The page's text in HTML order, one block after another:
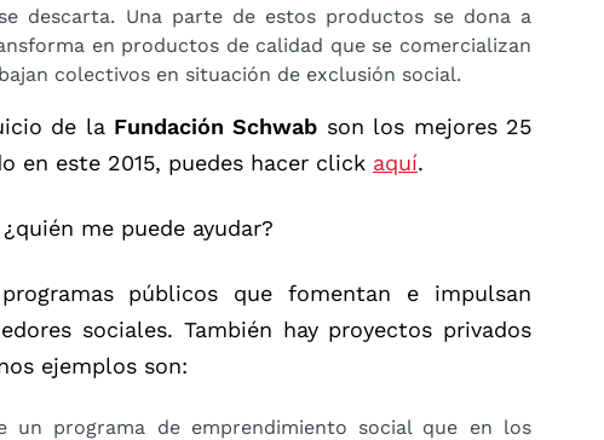
descarta. Una parte de estos productos se dona a
en productos de calidad que se comercializan
colectivos en situación de exclusión social.
de la Fundación Schwab son los mejores 25
en este 2015, puedes hacer click aquí.
me puede ayudar?
públicos que fomentan e impulsan
sociales. También hay proyectos privados
ejemplos son:
un programa de emprendimiento social que en los